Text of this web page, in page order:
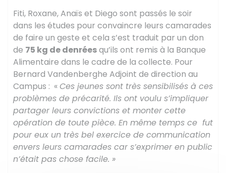
Fiti, Roxane, Anaïs et Diego sont passés le soir
dans les études pour convaincre leurs camarades
de faire un geste et cela s’est traduit par un don
de 75 kg de denréesqu’ils ont remis à la Banque
Alimentaire dans le cadre de la collecte. Pour
Bernard Vandenberghe Adjoint de direction au
Campus : « Ces jeunes sont très sensibilisés à ces
problèmes de précarité. Ils ont voulu s’impliquer
partager leurs convictions et monter cette
opération de toute pièce. En même temps ce fut
pour eux un très bel exercice de communication
envers leurs camarades car s’exprimer en public
n’était pas chose facile. »